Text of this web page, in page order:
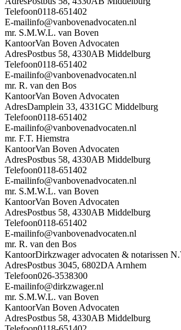
Telefoon0118-651402
E-mailinfo@vanbovenadvocaten.nl
mr. S.M.W.L. van Boven
KantoorVan Boven Advocaten
AdresPostbus 58, 4330AB Middelburg
Telefoon0118-651402
E-mailinfo@vanbovenadvocaten.nl
mr. R. van den Bos
KantoorVan Boven Advocaten
AdresDamplein 33, 4331GC Middelburg
Telefoon0118-651402
E-mailinfo@vanbovenadvocaten.nl
mr. F.T. Hiemstra
KantoorVan Boven Advocaten
AdresPostbus 58, 4330AB Middelburg
Telefoon0118-651402
E-mailinfo@vanbovenadvocaten.nl
mr. S.M.W.L. van Boven
KantoorVan Boven Advocaten
AdresPostbus 58, 4330AB Middelburg
Telefoon0118-651402
E-mailinfo@vanbovenadvocaten.nl
mr. R. van den Bos
KantoorDirkzwager advocaten & notarissen
AdresPostbus 3045, 6802DA Arnhem
Telefoon026-3538300
E-mailinfo@dirkzwager.nl
mr. S.M.W.L. van Boven
KantoorVan Boven Advocaten
AdresPostbus 58, 4330AB Middelburg